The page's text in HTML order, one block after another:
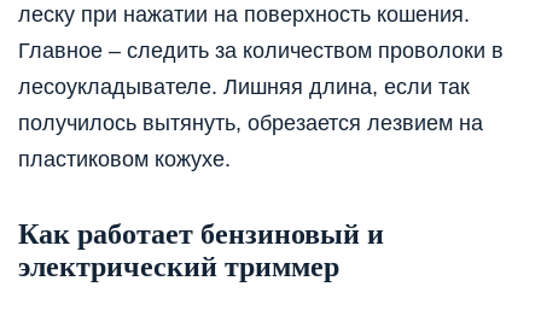
леску при нажатии на поверхность кошения.
Главное – следить за количеством проволоки в
лесоукладывателе. Лишняя длина, если так
получилось вытянуть, обрезается лезвием на
пластиковом кожухе.
Как работает бензиновый и
электрический триммер